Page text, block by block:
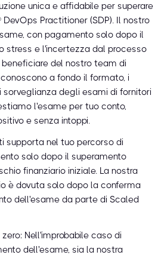
unica e affidabile per superare
Practitioner (SDP). Il nostro
con pagamento solo dopo il
stress e l'incertezza dal processo
del nostro team di
a fondo il formato, i
degli esami di fornitori
l'esame per tuo conto,
e senza intoppi.
supporta nel tuo percorso di
solo dopo il superamento
finanziario iniziale. La nostra
è dovuta solo dopo la conferma
dell'esame da parte di Scaled
Nell'improbabile caso di
dell'esame, sia la nostra